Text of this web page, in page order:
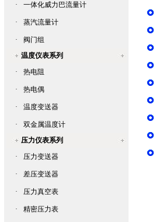
· 一体化威力巴流量计
· 蒸汽流量计
·
阀门组
温度仪表系列
·
热电阻
· 热电偶
· 温度变送器
·
双金属温度计
压力仪表系列
·
压力变送器
· 差压变送器
· 压力真空表
· 精密压力表